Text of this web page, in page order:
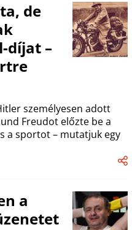
de
díjat –
személyesen adott
Freudot előzte be a
a sportot – mutatjuk egy
a